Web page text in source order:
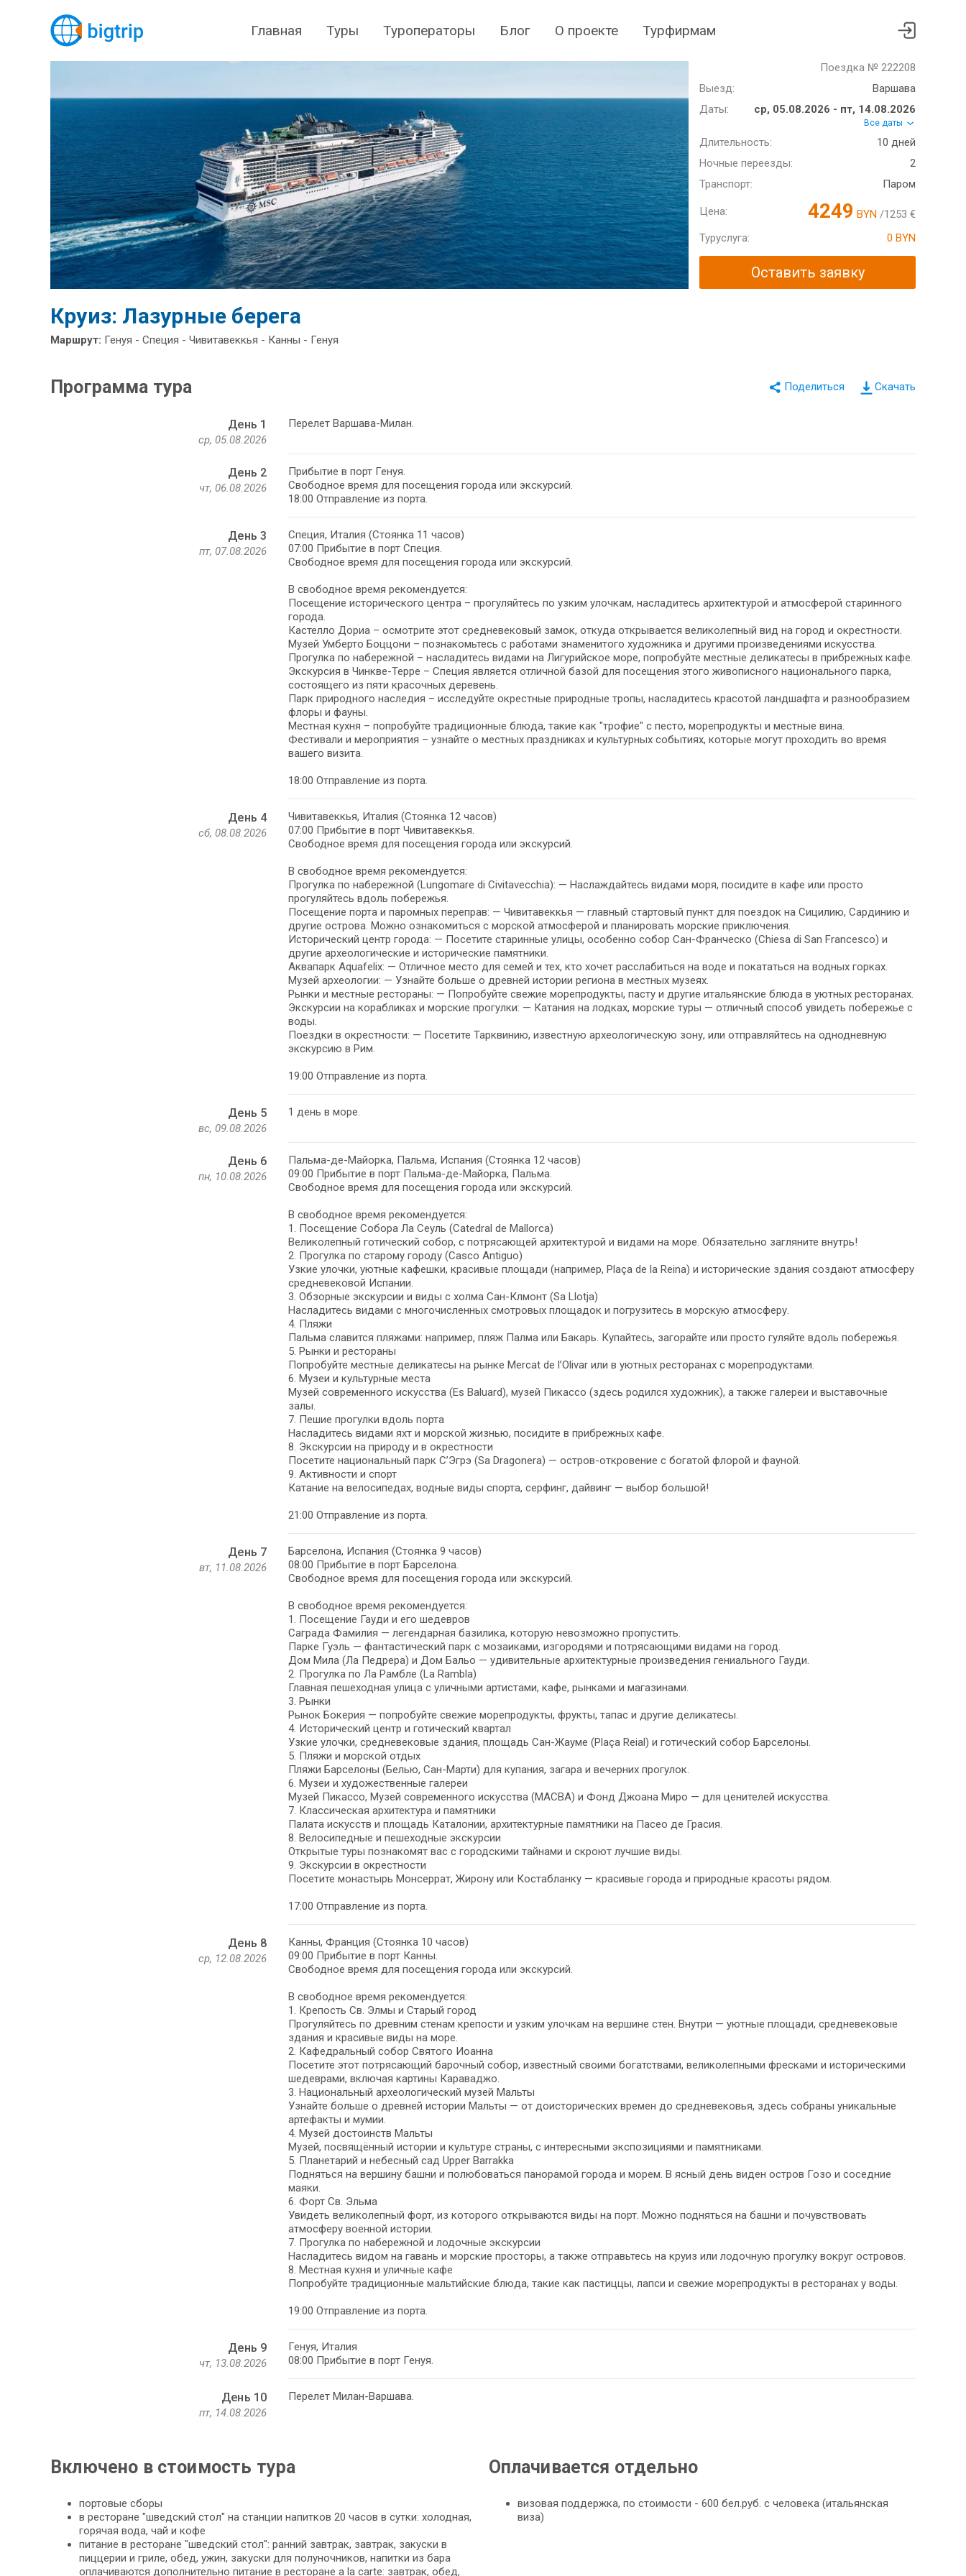
Главная Туры Туроператоры Блог О проекте Турфирмам
Поездка № 222208
Выезд:
Варшава
Даты:
ср, 05.08.2026 - пт, 14.08.2026
Все даты
Длительность:
10 дней
Ночные переезды:
2
Транспорт:
Паром
Цена: 4249 BYN /1253 €
Туруслуга:
0 BYN
Оставить заявку
Круиз: Лазурные берега
Маршрут: Генуя - Специя - Чивитавеккья - Канны - Генуя
Скачать
Программа тура
День 1
ср, 05.08.2026
Перелет Варшава-Милан.
День 2
чт, 06.08.2026
Прибытие в порт Генуя.
Свободное время для посещения города или экскурсий.
18:00 Отправление из порта.
День 3
пт, 07.08.2026
Специя, Италия (Стоянка 11 часов)
07:00 Прибытие в порт Специя.
Свободное время для посещения города или экскурсий.
В свободное время рекомендуется:
Посещение исторического центра – прогуляйтесь по узким улочкам, насладитесь архитектурой и атмосферой старинного
города.
Кастелло Дориа – осмотрите этот средневековый замок, откуда открывается великолепный вид на город и окрестности.
Музей Умберто Боццони – познакомьтесь с работами знаменитого художника и другими произведениями искусства.
Прогулка по набережной – насладитесь видами на Лигурийское море, попробуйте местные деликатесы в прибрежных кафе.
Экскурсия в Чинкве-Терре – Специя является отличной базой для посещения этого живописного национального парка,
состоящего из пяти красочных деревень.
Парк природного наследия – исследуйте окрестные природные тропы, насладитесь красотой ландшафта и разнообразием
флоры и фауны.
Местная кухня – попробуйте традиционные блюда, такие как "трофие" с песто, морепродукты и местные вина.
Фестивали и мероприятия – узнайте о местных праздниках и культурных событиях, которые могут проходить во время
вашего визита.
18:00 Отправление из порта.
День 4
сб, 08.08.2026
Чивитавеккья, Италия (Стоянка 12 часов)
07:00 Прибытие в порт Чивитавеккья.
Свободное время для посещения города или экскурсий.
В свободное время рекомендуется:
Прогулка по набережной (Lungomare di Civitavecchia): — Наслаждайтесь видами моря, посидите в кафе или просто
прогуляйтесь вдоль побережья.
Посещение порта и паромных переправ: — Чивитавеккья — главный стартовый пункт для поездок на Сицилию, Сардинию и
другие острова. Можно ознакомиться с морской атмосферой и планировать морские приключения.
Исторический центр города: — Посетите старинные улицы, особенно собор Сан-Франческо (Chiesa di San Francesco) и
другие археологические и исторические памятники.
Аквапарк Aquafelix: — Отличное место для семей и тех, кто хочет расслабиться на воде и покататься на водных горках.
Музей археологии: — Узнайте больше о древней истории региона в местных музеях.
Рынки и местные рестораны: — Попробуйте свежие морепродукты, пасту и другие итальянские блюда в уютных ресторанах.
Экскурсии на корабликах и морские прогулки: — Катания на лодках, морские туры — отличный способ увидеть побережье с
воды.
Поездки в окрестности: — Посетите Тарквинию, известную археологическую зону, или отправляйтесь на однодневную
экскурсию в Рим.
19:00 Отправление из порта.
День 5
вс, 09.08.2026
1 день в море.
День 6
пн, 10.08.2026
Пальма-де-Майорка, Пальма, Испания (Стоянка 12 часов)
09:00 Прибытие в порт Пальма-де-Майорка, Пальма.
Свободное время для посещения города или экскурсий.
В свободное время рекомендуется:
1. Посещение Собора Ла Сеуль (Catedral de Mallorca)
Великолепный готический собор, с потрясающей архитектурой и видами на море. Обязательно загляните внутрь!
2. Прогулка по старому городу (Casco Antiguo)
Узкие улочки, уютные кафешки, красивые площади (например, Plaça de la Reina) и исторические здания создают атмосферу
средневековой Испании.
3. Обзорные экскурсии и виды с холма Сан-Клмонт (Sa Llotja)
Насладитесь видами с многочисленных смотровых площадок и погрузитесь в морскую атмосферу.
4. Пляжи
Пальма славится пляжами: например, пляж Палма или Бакарь. Купайтесь, загорайте или просто гуляйте вдоль побережья.
5. Рынки и рестораны
Попробуйте местные деликатесы на рынке Mercat de l’Olivar или в уютных ресторанах с морепродуктами.
6. Музеи и культурные места
Музей современного искусства (Es Baluard), музей Пикассо (здесь родился художник), а также галереи и выставочные
залы.
7. Пешие прогулки вдоль порта
Насладитесь видами яхт и морской жизнью, посидите в прибрежных кафе.
8. Экскурсии на природу и в окрестности
Посетите национальный парк С’Эгрэ (Sa Dragonera) — остров-откровение с богатой флорой и фауной.
9. Активности и спорт
Катание на велосипедах, водные виды спорта, серфинг, дайвинг — выбор большой!
21:00 Отправление из порта.
День 7
вт, 11.08.2026
Барселона, Испания (Стоянка 9 часов)
08:00 Прибытие в порт Барселона.
Свободное время для посещения города или экскурсий.
В свободное время рекомендуется:
1. Посещение Гауди и его шедевров
Саграда Фамилия — легендарная базилика, которую невозможно пропустить.
Парке Гуэль — фантастический парк с мозаиками, изгородями и потрясающими видами на город.
Дом Мила (Ла Педрера) и Дом Бальо — удивительные архитектурные произведения гениального Гауди.
2. Прогулка по Ла Рамбле (La Rambla)
Главная пешеходная улица с уличными артистами, кафе, рынками и магазинами.
3. Рынки
Рынок Бокерия — попробуйте свежие морепродукты, фрукты, тапас и другие деликатесы.
4. Исторический центр и готический квартал
Узкие улочки, средневековые здания, площадь Сан-Жауме (Plaça Reial) и готический собор Барселоны.
5. Пляжи и морской отдых
Пляжи Барселоны (Белью, Сан-Марти) для купания, загара и вечерних прогулок.
6. Музеи и художественные галереи
Музей Пикассо, Музей современного искусства (MACBA) и Фонд Джоана Миро — для ценителей искусства.
7. Классическая архитектура и памятники
Палата искусств и площадь Каталонии, архитектурные памятники на Пасео де Грасия.
8. Велосипедные и пешеходные экскурсии
Открытые туры познакомят вас с городскими тайнами и скроют лучшие виды.
9. Экскурсии в окрестности
Посетите монастырь Монсеррат, Жирону или Костабланку — красивые города и природные красоты рядом.
17:00 Отправление из порта.
День 8
ср, 12.08.2026
Канны, Франция (Стоянка 10 часов)
09:00 Прибытие в порт Канны.
Свободное время для посещения города или экскурсий.
В свободное время рекомендуется:
1. Крепость Св. Элмы и Старый город
Прогуляйтесь по древним стенам крепости и узким улочкам на вершине стен. Внутри — уютные площади, средневековые
здания и красивые виды на море.
2. Кафедральный собор Святого Иоанна
Посетите этот потрясающий барочный собор, известный своими богатствами, великолепными фресками и историческими
шедеврами, включая картины Караваджо.
3. Национальный археологический музей Мальты
Узнайте больше о древней истории Мальты — от доисторических времен до средневековья, здесь собраны уникальные
артефакты и мумии.
4. Музей достоинств Мальты
Музей, посвящённый истории и культуре страны, с интересными экспозициями и памятниками.
5. Планетарий и небесный сад Upper Barrakka
Подняться на вершину башни и полюбоваться панорамой города и морем. В ясный день виден остров Гозо и соседние
маяки.
6. Форт Св. Эльма
Увидеть великолепный форт, из которого открываются виды на порт. Можно подняться на башни и почувствовать
атмосферу военной истории.
7. Прогулка по набережной и лодочные экскурсии
Насладитесь видом на гавань и морские просторы, а также отправьтесь на круиз или лодочную прогулку вокруг островов.
8. Местная кухня и уличные кафе
Попробуйте традиционные мальтийские блюда, такие как пастиццы, лапси и свежие морепродукты в ресторанах у воды.
19:00 Отправление из порта.
День 9
чт, 13.08.2026
Генуя, Италия
08:00 Прибытие в порт Генуя.
День 10
пт, 14.08.2026
Перелет Милан-Варшава.
Включено в стоимость тура
портовые сборы
в ресторане "шведский стол" на станции напитков 20 часов в сутки: холодная,
горячая вода, чай и кофе
питание в ресторане "шведский стол": ранний завтрак, завтрак, закуски в
пиццерии и гриле, обед, ужин, закуски для полуночников, напитки из бара
оплачиваются дополнительно питание в ресторане a la carte: завтрак, обед,
Оплачивается отдельно
визовая поддержка, по стоимости - 600 бел.руб. с человека (итальянская
виза)